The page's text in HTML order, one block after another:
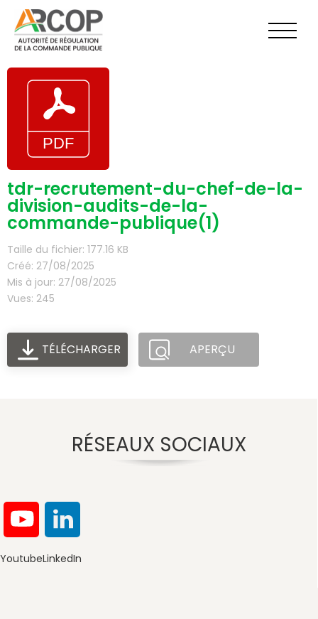
contenu
tdr-recrutement-du-chef-de-la-
division-audits-de-la-
commande-publique(1)
Taille du fichier: 177.16 KB
Créé: 27/08/2025
Mis à jour: 27/08/2025
Vues: 245
TÉLÉCHARGER APERÇU
RÉSEAUX SOCIAUX
YoutubeLinkedIn